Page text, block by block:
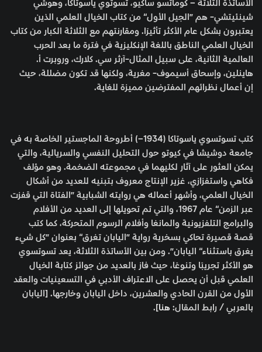
الأساتذة الثلاثة – كوماتسو ساكيو، تسوتوي ياسوتاكا، وهوشي
شينئيتشي- هم ”الجيل الأول“ من كتاب الخيال العلمي الذين
يعتبرون بشكل عام الأكثر تأثيرًا. ومقارنتهم مع الثلاثة الكبار من كتاب
الخيال العلمي الناطق باللغة الإنكليزية في فترة ما بعد الحرب
العالمية الثانية، على سبيل المثال-آرثر سي. كلارك، وروبرت أ.
هاينلين، وإسحاق أسيموف- مغرية، ولكنها قد تكون مضللة، حيث
إن أعمال نظرائهم المفترضين مميزة للغاية.
كتب تسوتسوي ياسوتاكا (1934–) أطروحة الماجستير الخاصة به في
جامعة دوشيشا في كيوتو حول التحليل النفسي والسريالية، والتي
يمكن العثور على آثار لكليهما في مجموعته الضخمة. وهو مؤلف
فكاهي واستفزازي، غزير الإنتاج معروف بتبنيه للعديد من أشكال
الخيال العلمي، وأشهر أعماله هي روايته الشبابية ”الفتاة التي قفزت
عبر الزمن“ عام 1967، والتي تم تحويلها إلى العديد من الأفلام
والبرامج التلفزيونية والمانغا وأفلام الرسوم المتحركة، كما كتب
قصة قصيرة تحاكي بسخرية رواية ”اليابان تغرق“ بعنوان ”كل شيء
يغرق باستثناء“ اليابان”. ومن بين الأساتذة الثلاثة، يعد تسوتسوي
هو الأكثر تجريبًا وتنوعًا، حيث فاز بالعديد من جوائز كتابة الخيال
العلمي قبل أن يحصل على الاعتراف الأدبي في التسعينيات والعقد
الأول من القرن الحادي والعشرين، داخل اليابان وخارجها. [اليابان
بالعربي / رابط المقال: هنا].